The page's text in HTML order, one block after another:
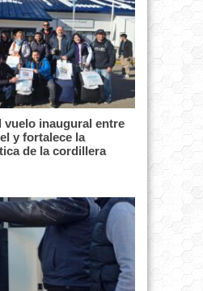
vuelo inaugural entre
y fortalece la
de la cordillera